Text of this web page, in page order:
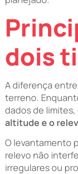
dois
A diferença
terreno.
dados de
altitude e o
O levantamento
relevo não
irregulares ou